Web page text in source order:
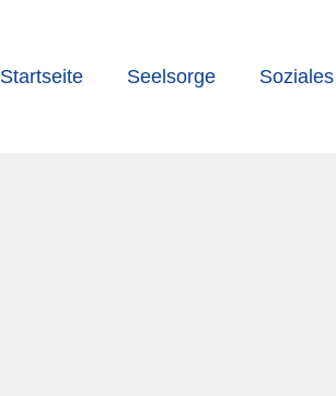
Startseite Seelsorge Soziales